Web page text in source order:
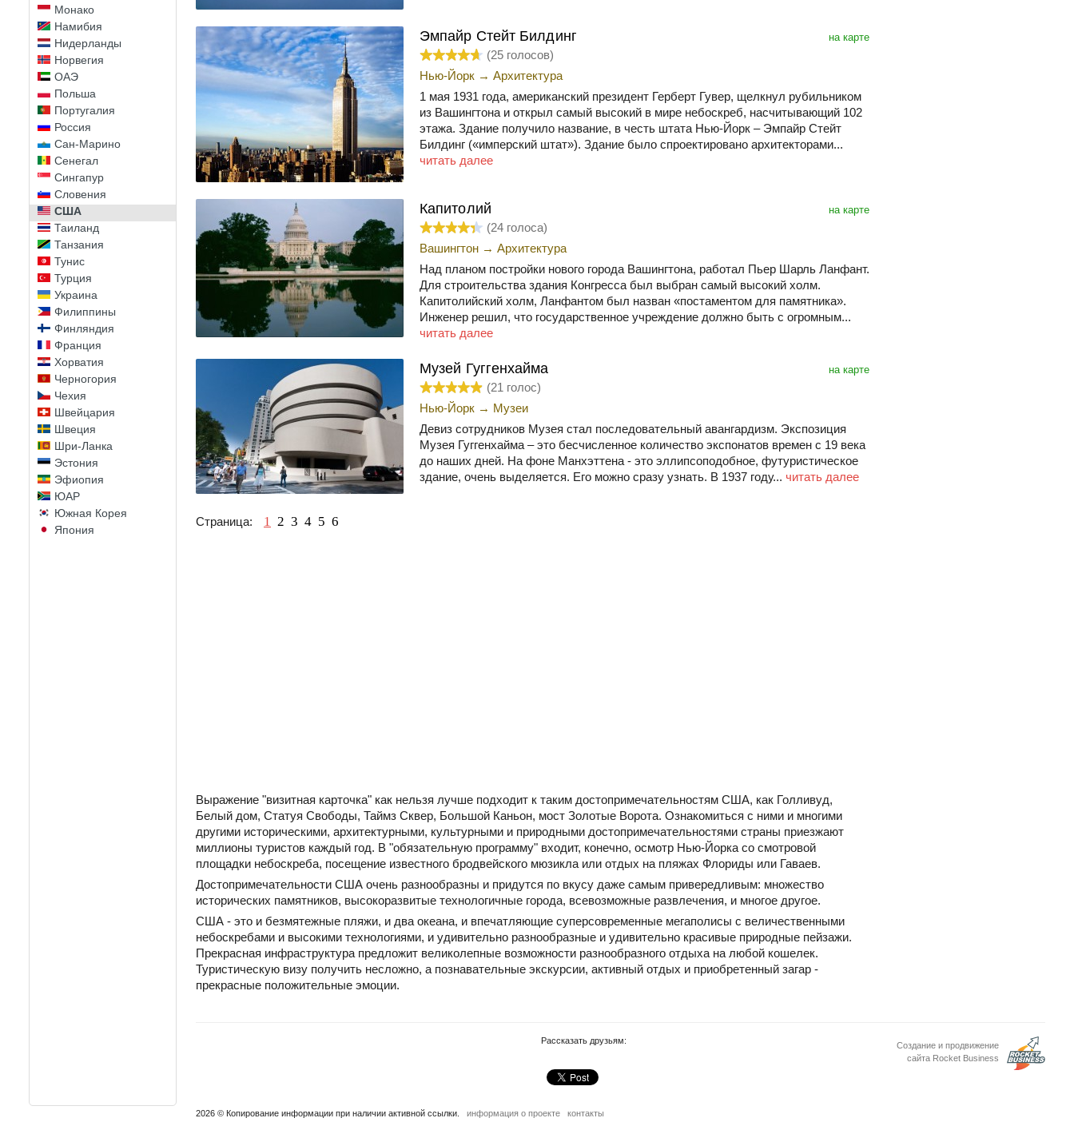
Монако
Намибия
Нидерланды
Норвегия
ОАЭ
Польша
Португалия
Россия
Сан-Марино
Сенегал
Сингапур
Словения
США
Таиланд
Танзания
Тунис
Турция
Украина
Филиппины
Финляндия
Франция
Хорватия
Черногория
Чехия
Швейцария
Швеция
Шри-Ланка
Эстония
Эфиопия
ЮАР
Южная Корея
Япония
на карте
Эмпайр Стейт Билдинг
(25 голосов)
Нью-Йорк → Архитектура
1 мая 1931 года, американский президент Герберт Гувер, щелкнул рубильником
из Вашингтона и открыл самый высокий в мире небоскреб, насчитывающий 102
этажа. Здание получило название, в честь штата Нью-Йорк – Эмпайр Стейт
Билдинг («имперский штат»). Здание было спроектировано архитекторами...
читать далее
на карте
Капитолий
(24 голоса)
Вашингтон → Архитектура
Над планом постройки нового города Вашингтона, работал Пьер Шарль Ланфант.
Для строительства здания Конгресса был выбран самый высокий холм.
Капитолийский холм, Ланфантом был назван «постаментом для памятника».
Инженер решил, что государственное учреждение должно быть с огромным...
читать далее
на карте
Музей Гуггенхайма
(21 голос)
Нью-Йорк → Музеи
Девиз сотрудников Музея стал последовательный авангардизм. Экспозиция
Музея Гуггенхайма – это бесчисленное количество экспонатов времен с 19 века
до наших дней. На фоне Манхэттена - это эллипсоподобное, футуристическое
здание, очень выделяется. Его можно сразу узнать. В 1937 году... читать далее
Страница: 1 2 3 4 5 6
Выражение "визитная карточка" как нельзя лучше подходит к таким достопримечательностям США, как Голливуд,
Белый дом, Статуя Свободы, Таймз Сквер, Большой Каньон, мост Золотые Ворота. Ознакомиться с ними и многими
другими историческими, архитектурными, культурными и природными достопримечательностями страны приезжают
миллионы туристов каждый год. В "обязательную программу" входит, конечно, осмотр Нью-Йорка со смотровой
площадки небоскреба, посещение известного бродвейского мюзикла или отдых на пляжах Флориды или Гаваев.
Достопримечательности США очень разнообразны и придутся по вкусу даже самым привередливым: множество
исторических памятников, высокоразвитые технологичные города, всевозможные развлечения, и многое другое.
США - это и безмятежные пляжи, и два океана, и впечатляющие суперсовременные мегаполисы с величественными
небоскребами и высокими технологиями, и удивительно разнообразные и удивительно красивые природные пейзажи.
Прекрасная инфраструктура предложит великолепные возможности разнообразного отдыха на любой кошелек.
Туристическую визу получить несложно, а познавательные экскурсии, активный отдых и приобретенный загар -
прекрасные положительные эмоции.
Создание и продвижение
сайта Rocket Business
Рассказать друзьям:
2026 © Копирование информации при наличии активной ссылки. информация о проекте контакты